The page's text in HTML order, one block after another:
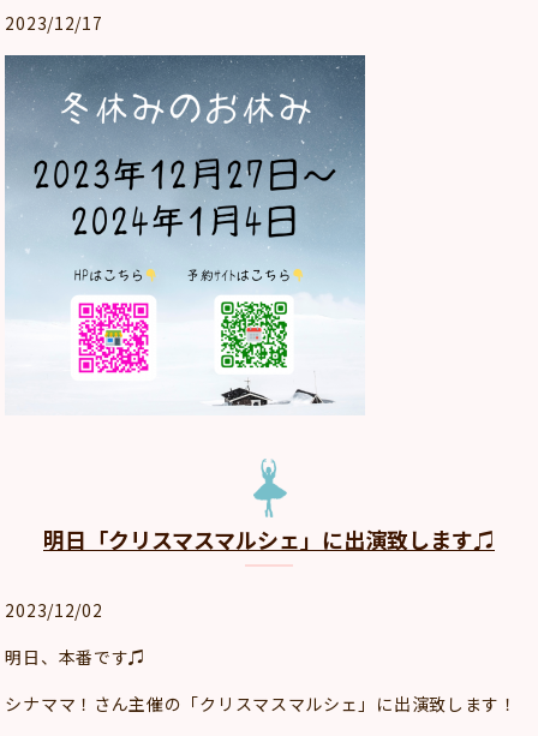
2023/12/17
明日「クリスマスマルシェ」に出演致します♫
2023/12/02
明日、本番です♫
シナママ！さん主催の「クリスマスマルシェ」に出演致します！